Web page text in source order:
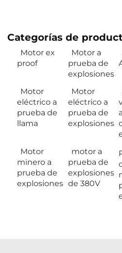
Categorías de
Motor ex
proof
Motor a
prueba de
explosiones
Motor
eléctrico a
prueba de
llama
Motor
eléctrico a
prueba de
explosiones
Motor
minero a
prueba de
explosiones
motor a
prueba de
explosiones
de 380V